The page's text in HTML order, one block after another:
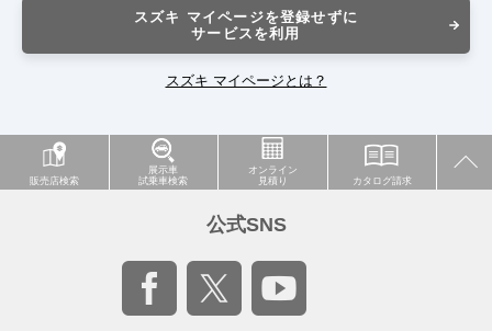
スズキ マイページを登録せずに
サービスを利用
スズキ マイページとは？
販売店検索
展示車
試乗車検索
オンライン
見積り
カタログ請求
公式SNS